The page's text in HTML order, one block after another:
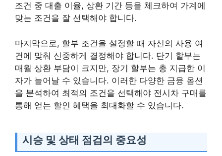
조건 중 대출 이율, 상환 기간 등을 체크하여 가계에
맞는 조건을 잘 선택해야 합니다.
마지막으로, 할부 조건을 설정할 때 자신의 사용 여
건에 맞춰 신중하게 결정해야 합니다. 단기 할부는
매월 상환 부담이 크지만, 장기 할부는 총 지급한 이
자가 늘어날 수 있습니다. 이러한 다양한 금융 옵션
을 분석하여 최적의 조건을 선택해야 전시차 구매를
통해 얻는 할인 혜택을 최대화할 수 있습니다.
시승 및 상태 점검의 중요성